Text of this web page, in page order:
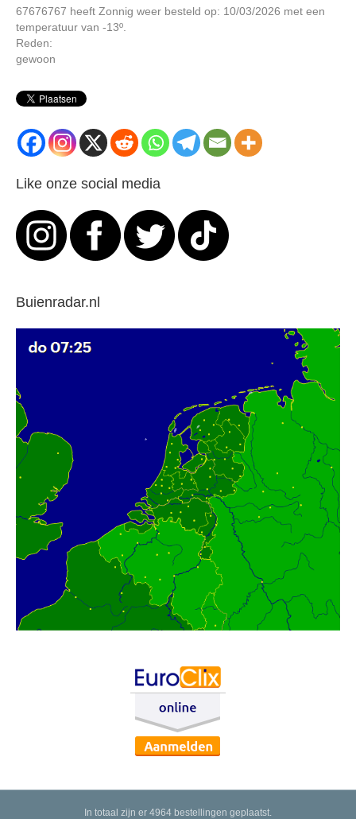
67676767 heeft Zonnig weer besteld op: 10/03/2026 met een
temperatuur van -13º.
Reden:
gewoon
Like onze social media
Buienradar.nl
In totaal zijn er 4964 bestellingen geplaatst.